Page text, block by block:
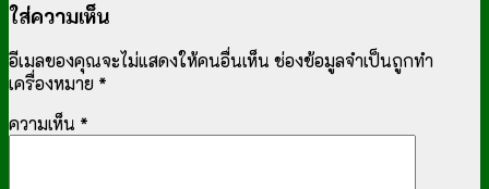
ใส่ความเห็น
อีเมลของคุณจะไม่แสดงให้คนอื่นเห็น ช่องข้อมูลจำเป็นถูกทำ
เครื่องหมาย *
ความเห็น *